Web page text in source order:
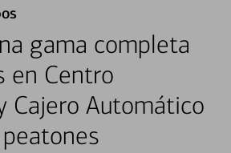
gama completa
en Centro
Cajero Automático